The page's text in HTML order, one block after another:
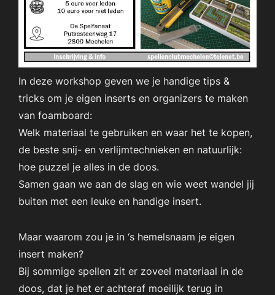
In deze workshop geven we je handige tips &
tricks om je eigen inserts en organizers te maken
van foamboard:
Welk materiaal te gebruiken en waar het te kopen,
de beste snij- en verlijmtechnieken en natuurlijk:
hoe puzzel je alles in de doos.
Samen gaan we aan de slag en wie weet wandel jij
buiten met een leuke en handige insert.
Maar waarom zou je in ‘s hemelsnaam je eigen
insert maken?
Bij sommige spellen zit er zoveel materiaal in de
doos, dat je het er achteraf moeilijk terug in